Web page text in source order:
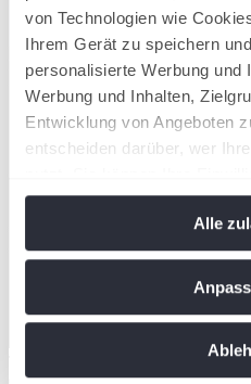
von Technologien wie
Ihrem Gerät zu speichern
personalisierte Werbung und
Werbung und Inhalten,
Entwicklung von Angeboten
entscheiden darüber, wer
Cookie-Erklärung oder
Trigger Symbol ändern oder
Wenn Sie es erlauben,
Alle